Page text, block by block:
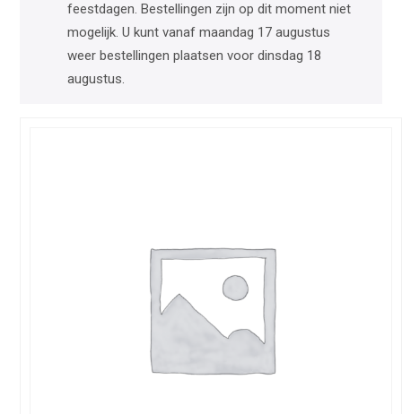
feestdagen. Bestellingen zijn op dit moment niet
mogelijk. U kunt vanaf maandag 17 augustus
weer bestellingen plaatsen voor dinsdag 18
augustus.